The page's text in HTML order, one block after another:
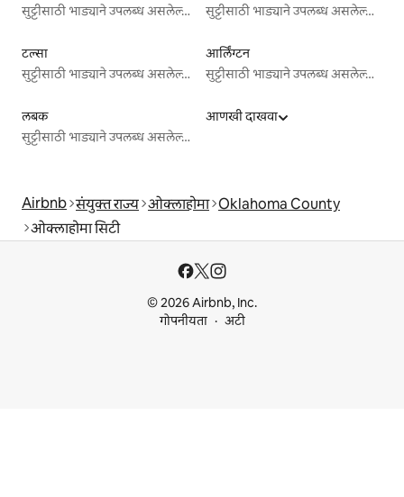
सुट्टीसाठी भाड्याने उपलब्ध असलेल्या जागा
सुट्टीसाठी भाड्याने उपलब्ध असलेल्या जागा
टल्सा
सुट्टीसाठी भाड्याने उपलब्ध असलेल्या जागा
आर्लिंग्टन
सुट्टीसाठी भाड्याने उपलब्ध असलेल्या जागा
लबक
सुट्टीसाठी भाड्याने उपलब्ध असलेल्या जागा
आणखी दाखवा
Airbnb संयुक्त राज्य ओक्लाहोमा Oklahoma County
ओक्लाहोमा सिटी
© 2026 Airbnb, Inc.
गोपनीयता
अटी